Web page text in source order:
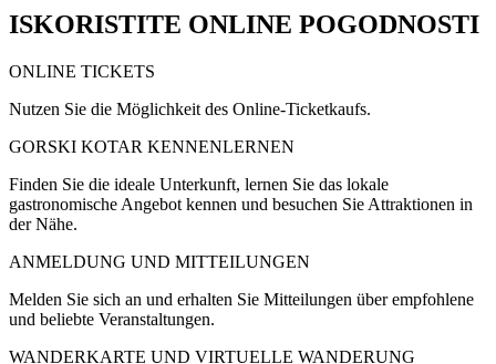
ISKORISTITE ONLINE POGODNOSTI
ONLINE TICKETS
Nutzen Sie die Möglichkeit des Online-Ticketkaufs.
GORSKI KOTAR KENNENLERNEN
Finden Sie die ideale Unterkunft, lernen Sie das lokale
gastronomische Angebot kennen und besuchen Sie Attraktionen in
der Nähe.
ANMELDUNG UND MITTEILUNGEN
Melden Sie sich an und erhalten Sie Mitteilungen über empfohlene
und beliebte Veranstaltungen.
WANDERKARTE UND VIRTUELLE WANDERUNG